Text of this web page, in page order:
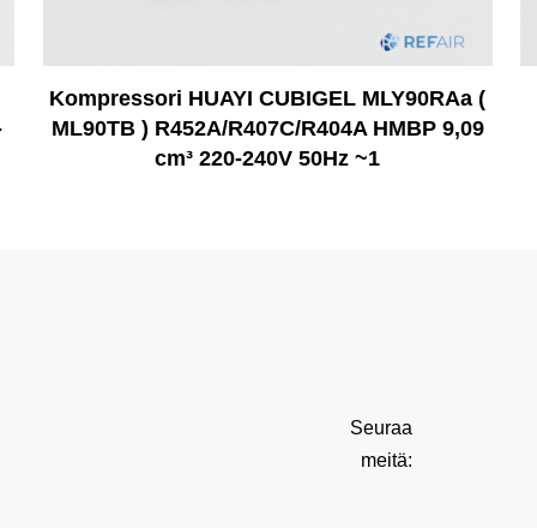
Kompressori HUAYI CUBIGEL MLY90RAa (
ML90TB ) R452A/R407C/R404A HMBP 9,09
cm³ 220-240V 50Hz ~1
Seuraa
meitä: